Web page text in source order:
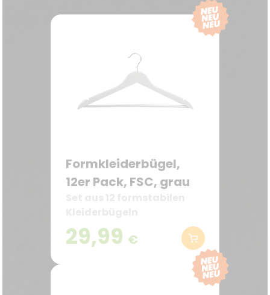
Formkleiderbügel,
12er Pack, FSC, grau
29,99 €